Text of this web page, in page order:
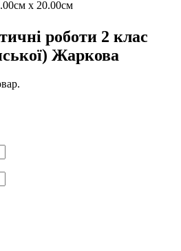
x 20.00см
роботи 2 клас
Жаркова